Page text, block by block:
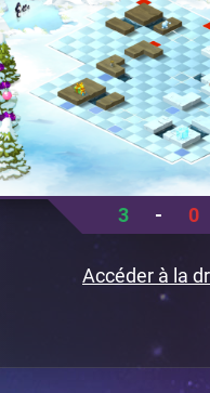
3 - 0
Accéder à la